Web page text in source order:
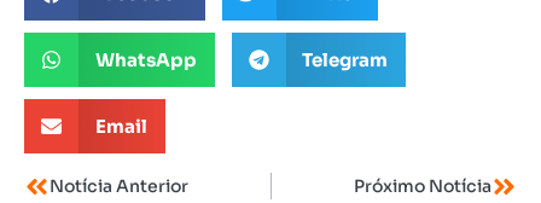
WhatsApp Telegram
Email
Notícia Anterior Próximo Notícia